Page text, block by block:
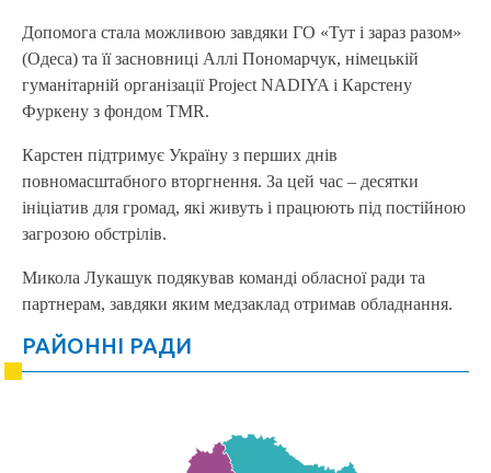
Допомога стала можливою завдяки ГО «Тут і зараз разом»
(Одеса) та її засновниці Аллі Пономарчук, німецькій
гуманітарній організації Project NADIYA і Карстену
Фуркену з фондом TMR.
Карстен підтримує Україну з перших днів
повномасштабного вторгнення. За цей час – десятки
ініціатив для громад, які живуть і працюють під постійною
загрозою обстрілів.
Микола Лукашук подякував команді обласної ради та
партнерам, завдяки яким медзаклад отримав обладнання.
РАЙОННІ РАДИ